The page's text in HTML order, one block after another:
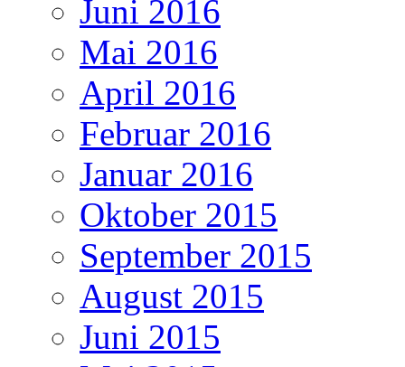
Juni 2016
Mai 2016
April 2016
Februar 2016
Januar 2016
Oktober 2015
September 2015
August 2015
Juni 2015